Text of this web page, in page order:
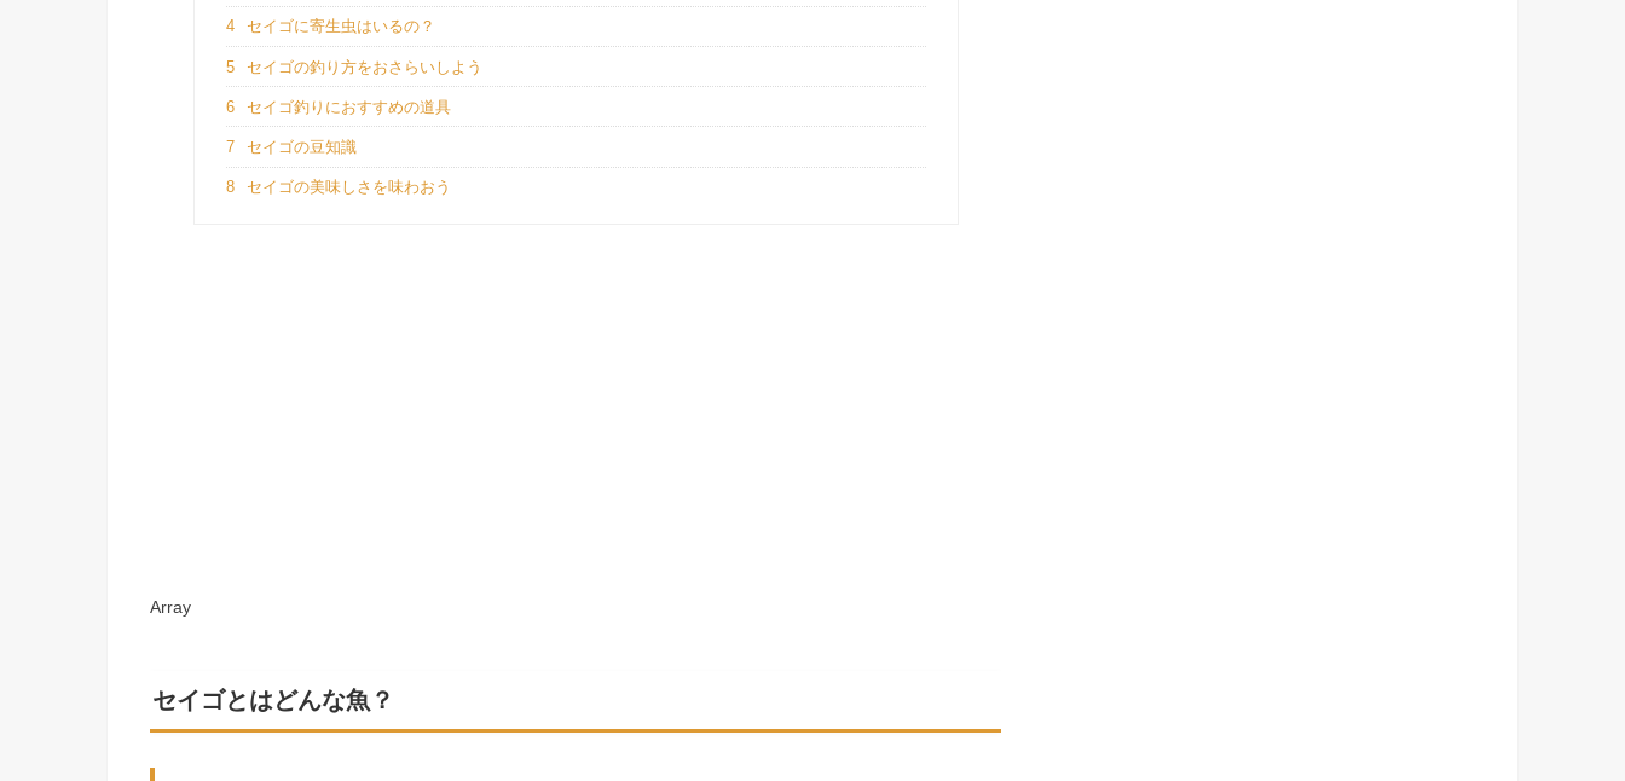
4 セイゴに寄生虫はいるの？
5 セイゴの釣り方をおさらいしよう
6 セイゴ釣りにおすすめの道具
7 セイゴの豆知識
8 セイゴの美味しさを味わおう
Array
セイゴとはどんな魚？